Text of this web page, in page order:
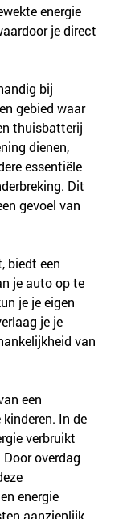
energie
je direct
bij
gebied waar
thuisbatterij
dienen,
essentiële
Dit
gevoel van
biedt een
je auto op te
je je eigen
je je
van
een
In de
verbruikt
overdag
energie
aanzienlijk